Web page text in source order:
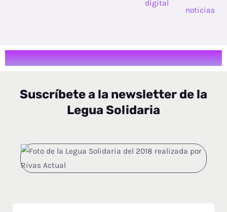
Suscríbete a la newsletter de la
Legua Solidaria